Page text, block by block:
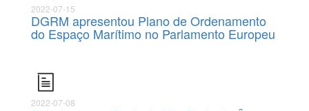
2022-07-15
DGRM apresentou Plano de Ordenamento
do Espaço Marítimo no Parlamento Europeu
2022-07-08